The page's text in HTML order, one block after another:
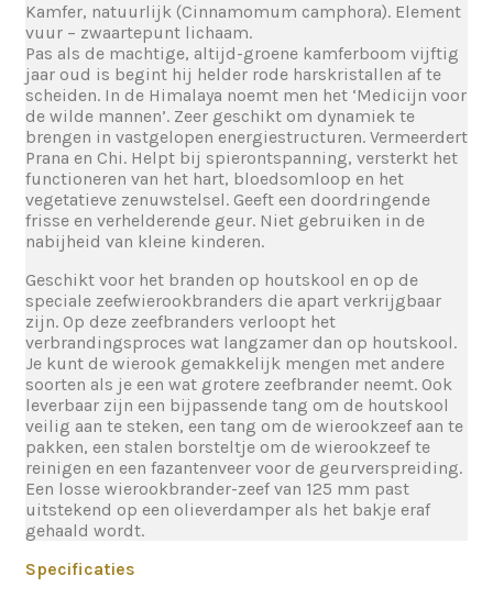
Kamfer, natuurlijk (Cinnamomum camphora). Element
vuur – zwaartepunt lichaam.
Pas als de machtige, altijd-groene kamferboom vijftig
jaar oud is begint hij helder rode harskristallen af te
scheiden. In de Himalaya noemt men het ‘Medicijn voor
de wilde mannen’. Zeer geschikt om dynamiek te
brengen in vastgelopen energiestructuren. Vermeerdert
Prana en Chi. Helpt bij spierontspanning, versterkt het
functioneren van het hart, bloedsomloop en het
vegetatieve zenuwstelsel. Geeft een doordringende
frisse en verhelderende geur. Niet gebruiken in de
nabijheid van kleine kinderen.
Geschikt voor het branden op houtskool en op de
speciale zeefwierookbranders die apart verkrijgbaar
zijn. Op deze zeefbranders verloopt het
verbrandingsproces wat langzamer dan op houtskool.
Je kunt de wierook gemakkelijk mengen met andere
soorten als je een wat grotere zeefbrander neemt. Ook
leverbaar zijn een bijpassende tang om de houtskool
veilig aan te steken, een tang om de wierookzeef aan te
pakken, een stalen borsteltje om de wierookzeef te
reinigen en een fazantenveer voor de geurverspreiding.
Een losse wierookbrander-zeef van 125 mm past
uitstekend op een olieverdamper als het bakje eraf
gehaald wordt.
Specificaties